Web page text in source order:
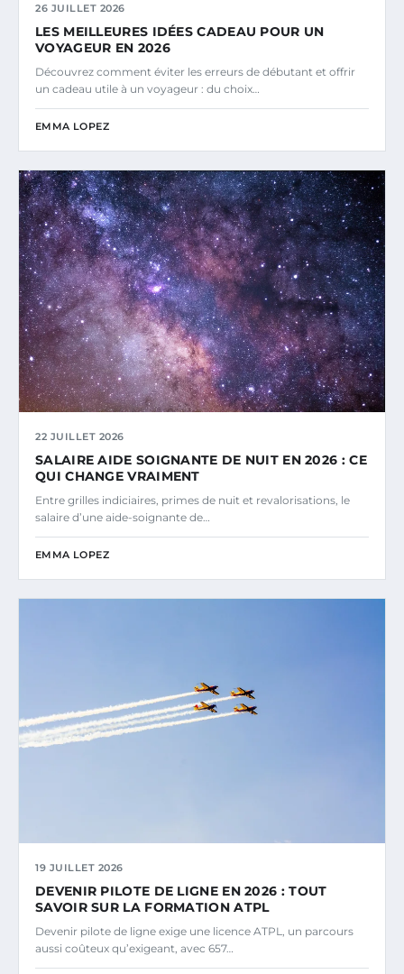
26 JUILLET 2026
LES MEILLEURES IDÉES CADEAU POUR UN
VOYAGEUR EN 2026
Découvrez comment éviter les erreurs de débutant et offrir
un cadeau utile à un voyageur : du choix…
EMMA LOPEZ
22 JUILLET 2026
SALAIRE AIDE SOIGNANTE DE NUIT EN 2026 : CE
QUI CHANGE VRAIMENT
Entre grilles indiciaires, primes de nuit et revalorisations, le
salaire d’une aide-soignante de…
EMMA LOPEZ
19 JUILLET 2026
DEVENIR PILOTE DE LIGNE EN 2026 : TOUT
SAVOIR SUR LA FORMATION ATPL
Devenir pilote de ligne exige une licence ATPL, un parcours
aussi coûteux qu’exigeant, avec 657…